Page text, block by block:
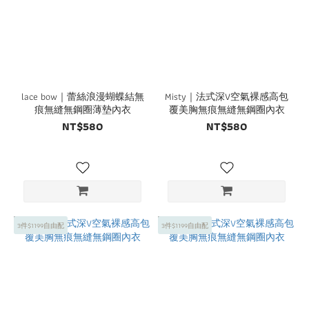
lace bow｜蕾絲浪漫蝴蝶結無
痕無縫無鋼圈薄墊內衣
NT$580
Misty｜法式深V空氣裸感高包
覆美胸無痕無縫無鋼圈內衣
NT$580
3件$1199自由配 3件$1199自由配